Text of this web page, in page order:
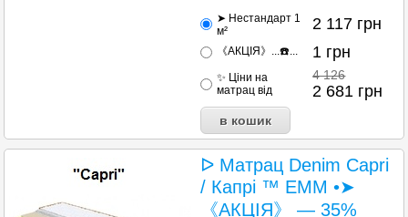
➤ Нестандарт 1
м²
2 117 грн
《АКЦІЯ》...☎️... 1 грн
✨ Ціни на
матрац від
4 126
2 681 грн
ᐅ Матрац Denim Capri
/ Капрі ™ ЕММ •➤
《АКЦІЯ》 — 35%